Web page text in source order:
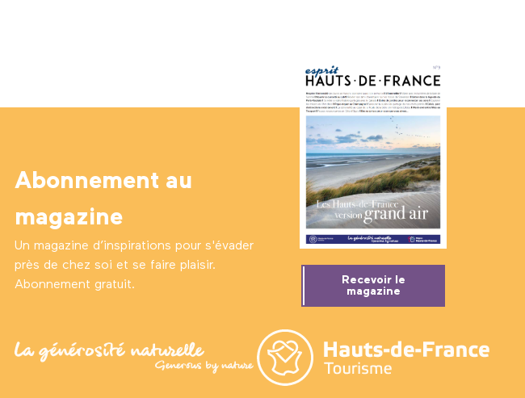
Abonnement au
magazine
Un magazine d’inspirations pour s'évader
près de chez soi et se faire plaisir.
Abonnement gratuit.
Recevoir le
magazine